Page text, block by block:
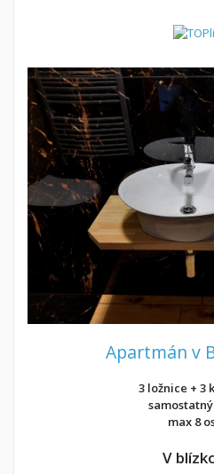
Apartmán v
3 ložnice + 3
max 8
V